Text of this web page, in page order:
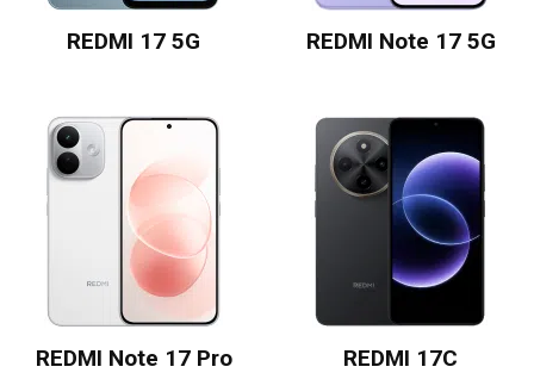
REDMI 17 5G REDMI Note 17 5G
REDMI Note 17 Pro
REDMI 17C